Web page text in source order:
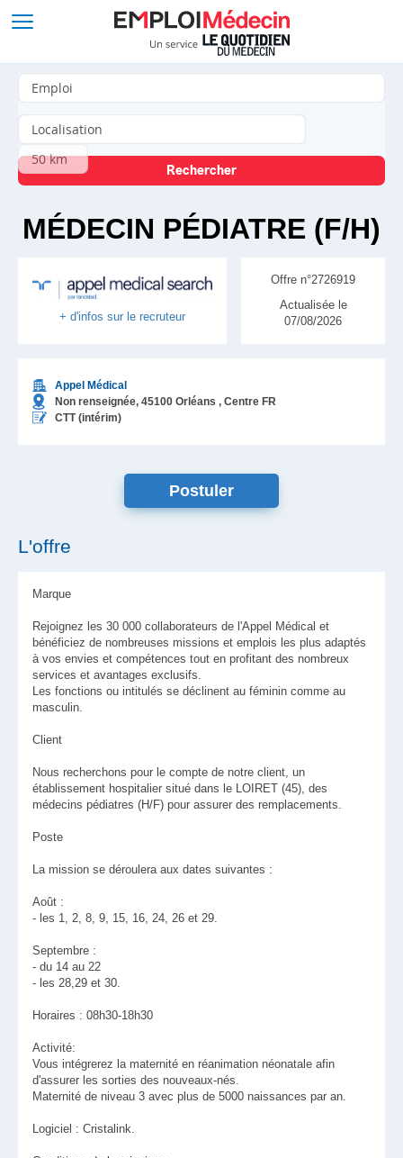
MÉDECIN PÉDIATRE (F/H)
+ d'infos sur le recruteur
Appel Médical
Non renseignée, 45100 Orléans , Centre FR
CTT (intérim)
Offre n°2726919
Actualisée le
07/08/2026
L'offre
Marque
Rejoignez les 30 000 collaborateurs de l'Appel Médical et
bénéficiez de nombreuses missions et emplois les plus adaptés
à vos envies et compétences tout en profitant des nombreux
services et avantages exclusifs.
Les fonctions ou intitulés se déclinent au féminin comme au
masculin.
Client
Nous recherchons pour le compte de notre client, un
établissement hospitalier situé dans le LOIRET (45), des
médecins pédiatres (H/F) pour assurer des remplacements.
Poste
La mission se déroulera aux dates suivantes :
Août :
- les 1, 2, 8, 9, 15, 16, 24, 26 et 29.
Septembre :
- du 14 au 22
- les 28,29 et 30.
Horaires : 08h30-18h30
Activité:
Vous intégrerez la maternité en réanimation néonatale afin
d'assurer les sorties des nouveaux-nés.
Maternité de niveau 3 avec plus de 5000 naissances par an.
Logiciel : Cristalink.